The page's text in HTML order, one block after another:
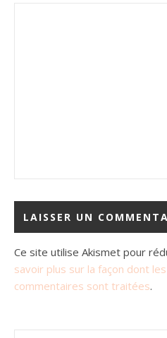
Ce site utilise Akismet pour
savoir plus sur la façon dont
commentaires sont traitées.